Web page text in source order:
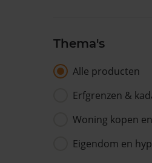
Thema's
Alle producten
Erfgrenzen &
Woning kopen
Eigendom en